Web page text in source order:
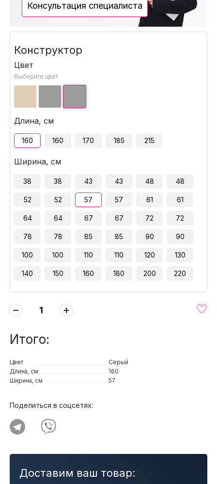
Консультация специалиста
Конструктор
Цвет
Выберите цвет
Длина, см
160 160 170 185 215
Ширина, см
38 38 43 43 48 48
52 52 57 57 61 61
64 64 67 67 72 72
78 78 85 85 90 90
100 100 110 110 120 130
140 150 160 180 200 220
− +
Итого:
Цвет
Серый
Длина, см
160
Ширина, см
57
Поделиться в соцсетях:
Доставим ваш товар: